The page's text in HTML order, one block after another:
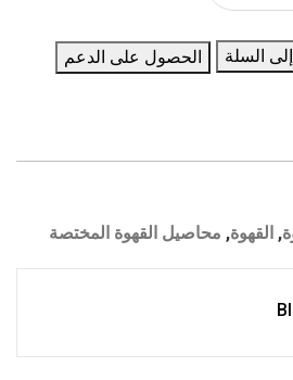
السلة الحصول على الدعم
, القهوة, محاصيل القهوة المختصة